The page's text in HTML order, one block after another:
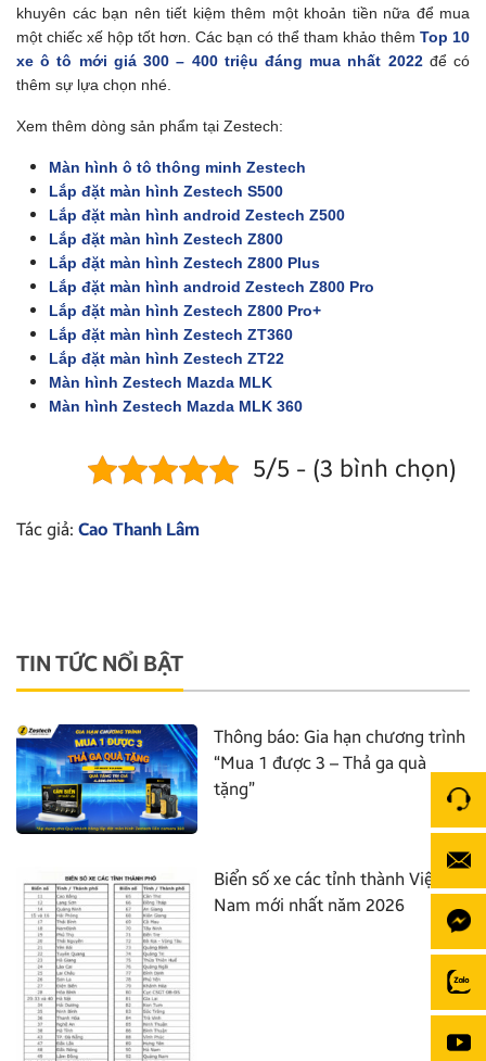
khuyên các bạn nên tiết kiệm thêm một khoản tiền nữa để mua
một chiếc xế hộp tốt hơn. Các bạn có thể tham khảo thêm Top 10
xe ô tô mới giá 300 – 400 triệu đáng mua nhất 2022 để có
thêm sự lựa chọn nhé.
Xem thêm dòng sản phẩm tại Zestech:
Màn hình ô tô thông minh Zestech
Lắp đặt màn hình Zestech S500
Lắp đặt màn hình android Zestech Z500
Lắp đặt màn hình Zestech Z800
Lắp đặt màn hình Zestech Z800 Plus
Lắp đặt màn hình android Zestech Z800 Pro
Lắp đặt màn hình Zestech Z800 Pro+
Lắp đặt màn hình Zestech ZT360
Lắp đặt màn hình Zestech ZT22
Màn hình Zestech Mazda MLK
Màn hình Zestech Mazda MLK 360
5/5 - (3 bình chọn)
Tác giả: Cao Thanh Lâm
TIN TỨC NỔI BẬT
Thông báo: Gia hạn chương trình
“Mua 1 được 3 – Thả ga quà
tặng”
Biển số xe các tỉnh thành Việt
Nam mới nhất năm 2026